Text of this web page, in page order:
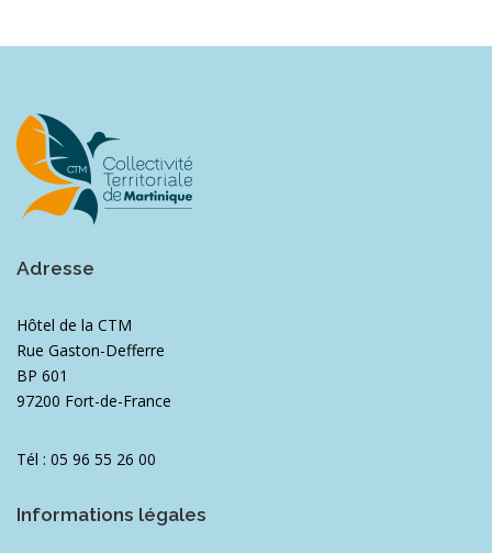
Adresse
Hôtel de la CTM
Rue Gaston-Defferre
BP 601
97200 Fort-de-France
Tél : 05 96 55 26 00
Informations légales